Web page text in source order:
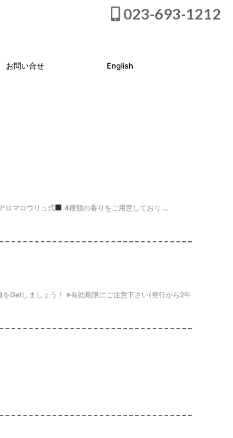
023-693-1212
お問い合せ English
ロマロウリュ式 4種類の香りをご用意しており ...
Getしましょう！ ※有効期限にご注意下さい(発行から2年